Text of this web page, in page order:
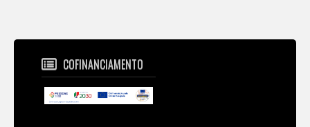
COFINANCIAMENTO